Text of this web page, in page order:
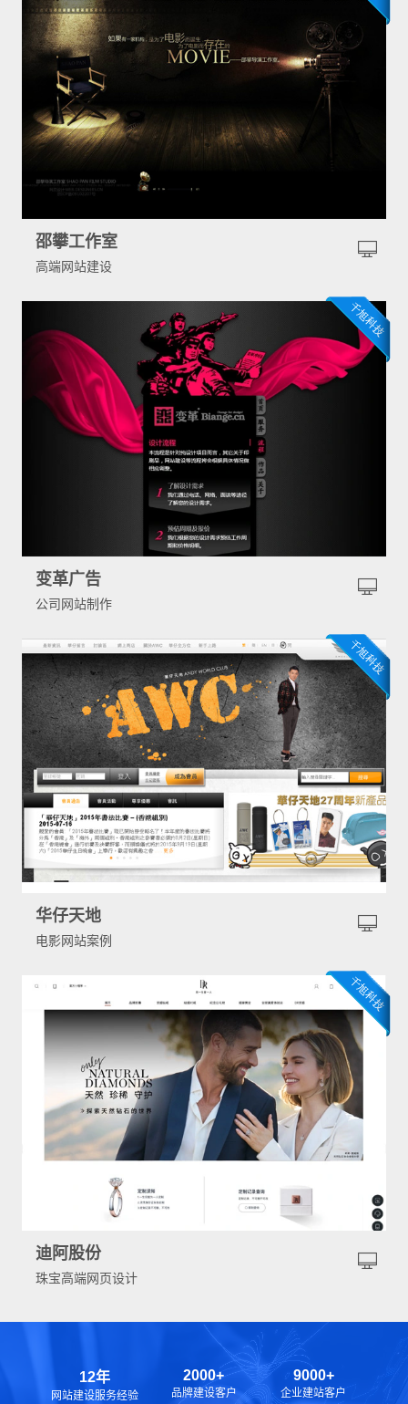
邵攀工作室
高端网站建设
变革广告
公司网站制作
华仔天地
电影网站案例
迪阿股份
珠宝高端网页设计
12年
网站建设服务经验
2000+
品牌建设客户
9000+
企业建站客户